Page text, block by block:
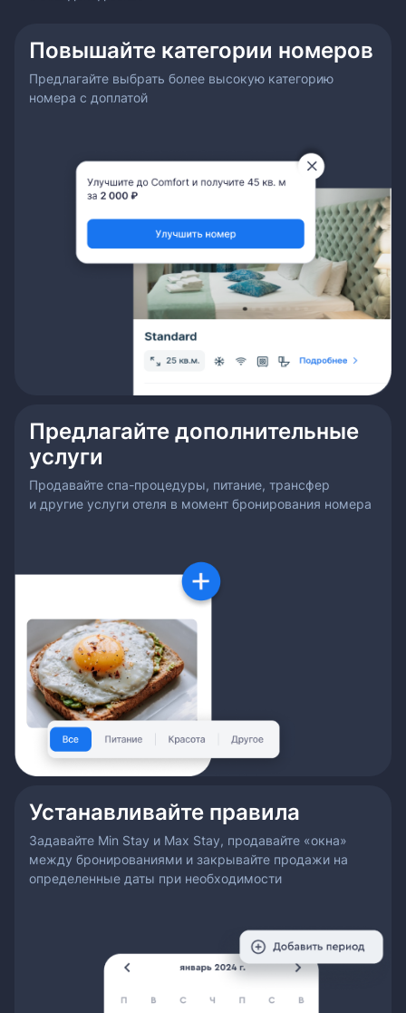
Повышайте категории номеров
Предлагайте выбрать более высокую категорию
номера с доплатой
Предлагайте дополнительные
услуги
Продавайте спа-процедуры, питание, трансфер
и другие услуги отеля в момент бронирования номера
Устанавливайте правила
Задавайте Min Stay и Max Stay, продавайте «окна»
между бронированиями и закрывайте продажи на
определенные даты при необходимости